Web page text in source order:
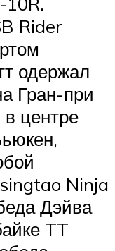
Rider
одержал
Гран-при
центре
Ninja
Дэйва
TT